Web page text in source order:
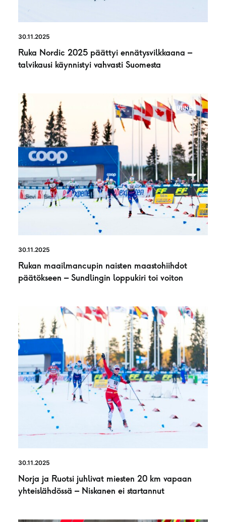
30.11.2025
Ruka Nordic 2025 päättyi ennätysvilkkaana –
talvikausi käynnistyi vahvasti Suomesta
UUTINEN
30.11.2025
Rukan maailmancupin naisten maastohiihdot
päätökseen – Sundlingin loppukiri toi voiton
UUTINEN
30.11.2025
Norja ja Ruotsi juhlivat miesten 20 km vapaan
yhteislähdössä – Niskanen ei startannut